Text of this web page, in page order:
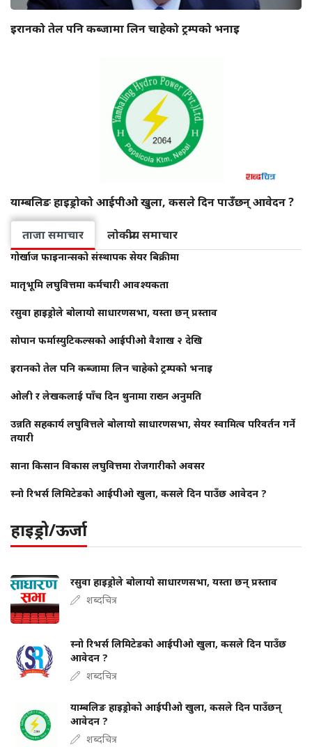
इरानको तेल पनि कब्जामा लिन चाहेको ट्रम्पको भनाइ
याम्बलिङ हाइड्रोको आईपीओ खुला, कसले दिन पाउँछन् आवेदन ?
ताजा समाचार लोकप्रीय समाचार
गोर्खाज फाइनान्सको संस्थापक सेयर बिक्रीमा
मातृभूमि लघुवित्तमा कर्मचारी आवश्यकता
रसुवा हाइड्रोले बोलायो साधारणसभा, यस्ता छन् प्रस्ताव
सोपान फर्मास्युटिकल्सको आईपीओ वैशाख २ देखि
इरानको तेल पनि कब्जामा लिन चाहेको ट्रम्पको भनाइ
ओली र लेखकलाई पाँच दिन थुनामा राख्न अनुमति
उन्नति सहकार्य लघुवित्तले बोलायो साधारणसभा, सेयर स्वामित्व परिवर्तन गर्ने
तयारी
साना किसान विकास लघुवित्तमा रोजगारीको अवसर
स्नो रिभर्स लिमिटेडको आईपीओ खुला, कसले दिन पाउँछ आवेदन ?
हाइड्रो/ऊर्जा
रसुवा हाइड्रोले बोलायो साधारणसभा, यस्ता छन् प्रस्ताव
शब्दचित्र
स्नो रिभर्स लिमिटेडको आईपीओ खुला, कसले दिन पाउँछ
आवेदन ?
शब्दचित्र
याम्बलिङ हाइड्रोको आईपीओ खुला, कसले दिन पाउँछन्
आवेदन ?
शब्दचित्र